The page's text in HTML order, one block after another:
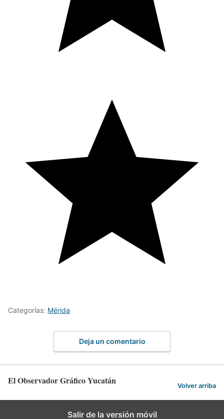
Categorías: Mérida
Deja un comentario
El Observador Gráfico Yucatán Volver arriba
Salir de la versión móvil